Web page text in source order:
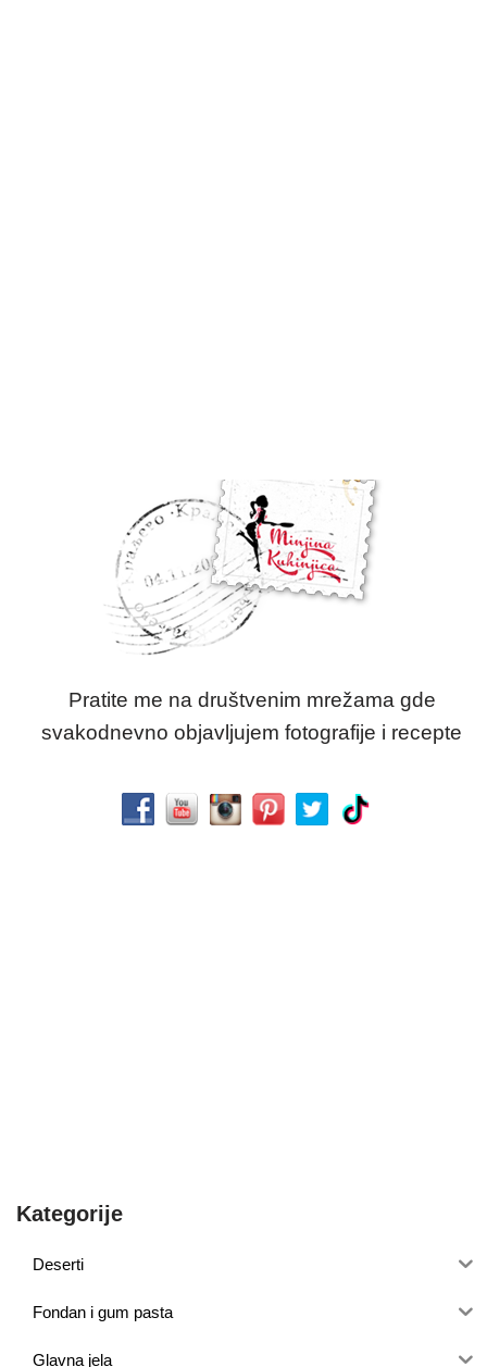
Pratite me na društvenim mrežama gde
svakodnevno objavljujem fotografije i recepte
Kategorije
Deserti
Fondan i gum pasta
Glavna jela